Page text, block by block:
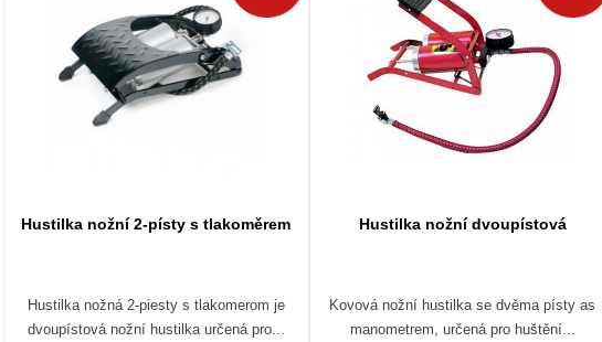
Hustilka nožní 2-písty s tlakoměrem
Hustilka nožná 2-piesty s tlakomerom je
dvoupístová nožní hustilka určená pro...
Hustilka nožní dvoupístová
Kovová nožní hustilka se dvěma písty as
manometrem, určená pro huštění...